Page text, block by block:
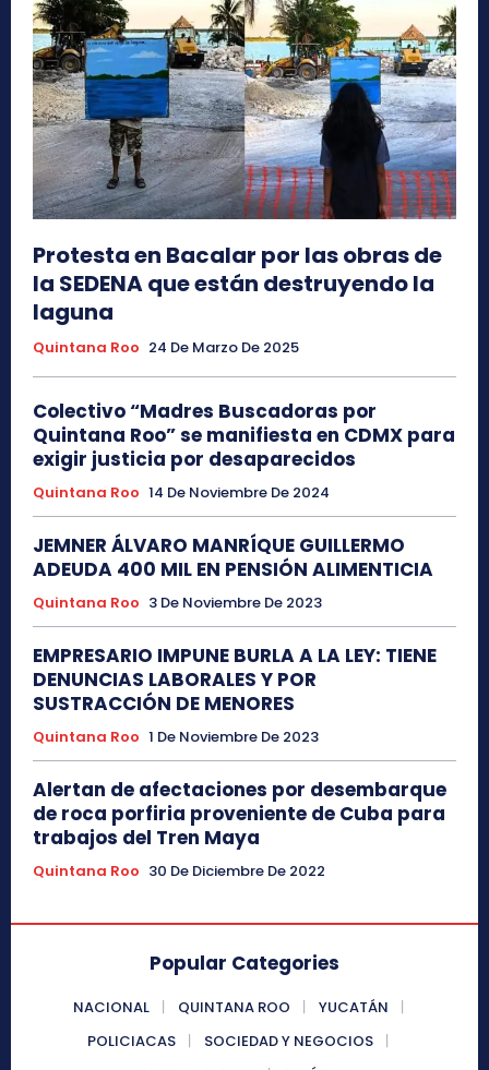
Protesta en Bacalar por las obras de
la SEDENA que están destruyendo la
laguna
Quintana Roo 24 De Marzo De 2025
Colectivo “Madres Buscadoras por
Quintana Roo” se manifiesta en CDMX para
exigir justicia por desaparecidos
Quintana Roo 14 De Noviembre De 2024
JEMNER ÁLVARO MANRÍQUE GUILLERMO
ADEUDA 400 MIL EN PENSIÓN ALIMENTICIA
Quintana Roo 3 De Noviembre De 2023
EMPRESARIO IMPUNE BURLA A LA LEY: TIENE
DENUNCIAS LABORALES Y POR
SUSTRACCIÓN DE MENORES
Quintana Roo 1 De Noviembre De 2023
Alertan de afectaciones por desembarque
de roca porfiria proveniente de Cuba para
trabajos del Tren Maya
Quintana Roo 30 De Diciembre De 2022
Popular Categories
NACIONAL QUINTANA ROO
YUCATÁN
POLICIACAS
SOCIEDAD Y NEGOCIOS